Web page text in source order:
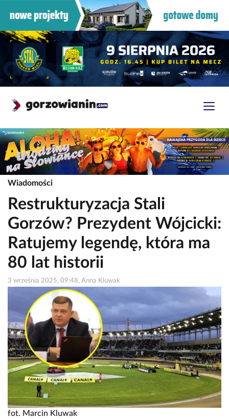
Wiadomości
Restrukturyzacja Stali
Gorzów? Prezydent Wójcicki:
Ratujemy legendę, która ma
80 lat historii
3 września 2025, 09:48, Anna Kluwak
fot. Marcin Kluwak